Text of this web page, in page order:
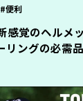
便利
感覚のヘルメ
リングの必需